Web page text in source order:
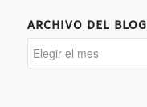
ARCHIVO DEL BLOG